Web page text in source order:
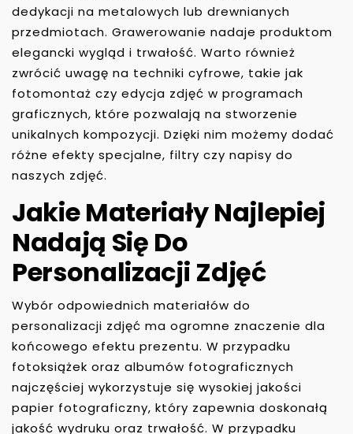
dedykacji na metalowych lub drewnianych
przedmiotach. Grawerowanie nadaje produktom
elegancki wygląd i trwałość. Warto również
zwrócić uwagę na techniki cyfrowe, takie jak
fotomontaż czy edycja zdjęć w programach
graficznych, które pozwalają na stworzenie
unikalnych kompozycji. Dzięki nim możemy dodać
różne efekty specjalne, filtry czy napisy do
naszych zdjęć.
Jakie Materiały Najlepiej
Nadają Się Do
Personalizacji Zdjęć
Wybór odpowiednich materiałów do
personalizacji zdjęć ma ogromne znaczenie dla
końcowego efektu prezentu. W przypadku
fotoksiążek oraz albumów fotograficznych
najczęściej wykorzystuje się wysokiej jakości
papier fotograficzny, który zapewnia doskonałą
jakość wydruku oraz trwałość. W przypadku